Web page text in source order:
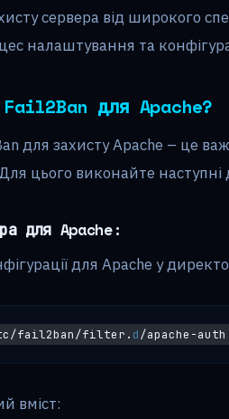
сервера від широкого
налаштування та
для Apache?
для захисту Apache – це
цього виконайте наступні
для Apache:
для Apache у
fail2ban/filter. d/apache-
вміст: